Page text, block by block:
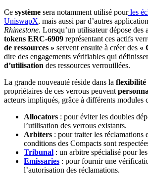
Ce système sera notamment utilisé pourles
UniswapX, mais aussi par d’autres
Rhinestone. Lorsqu’un utilisateur dépose des
tokens ERC-6909 représentant ces actifs
de ressources » servent ensuite à créer des «
dire des engagements vérifiables qui
d’utilisation des ressources verrouillées.
La grande nouveauté réside dans la flexibilité
propriétaires de ces verrous peuvent
acteurs impliqués, grâce à différents modules
Allocators : pour éviter les doubles
l’utilisation des verrous existants.
Arbiters : pour traiter les réclamations
conditions des Compacts sont
Tribunal : un arbitre spécialisé pour
Emissaries : pour fournir une
l’autorisation des réclamations.